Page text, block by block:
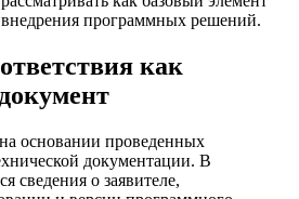
внедрения программных решений.
как
основании проведенных
документации. В
сведения о заявителе,